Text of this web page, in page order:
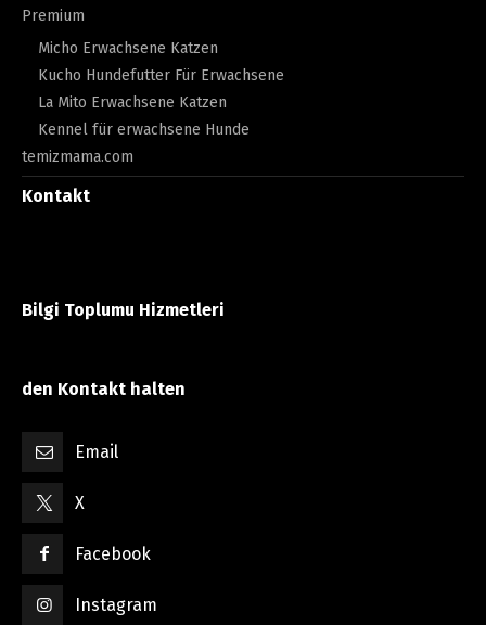
Premium
Micho Erwachsene Katzen
Kucho Hundefutter Für Erwachsene
La Mito Erwachsene Katzen
Kennel für erwachsene Hunde
temizmama.com
Kontakt
Bilgi Toplumu Hizmetleri
den Kontakt halten
Email
X
Facebook
Instagram